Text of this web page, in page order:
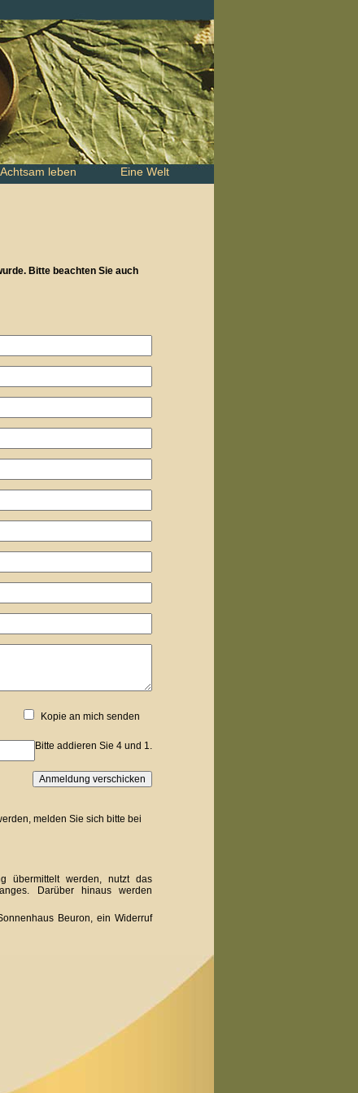
Achtsam leben Eine Welt
Bitte beachten Sie auch
Kopie an mich senden
Bitte addieren Sie 4 und 1.
Anmeldung verschicken
melden Sie sich bitte bei
übermittelt werden, nutzt das
Darüber hinaus werden
Beuron, ein Widerruf